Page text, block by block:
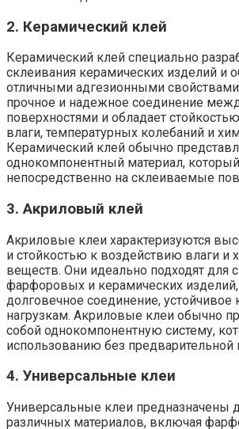
2. Керамический клей
Керамический клей специально
склеивания керамических изделий и
отличными адгезионными
прочное и надежное соединение
поверхностями и обладает
влаги, температурных колебаний и
Керамический клей обычно
однокомпонентный материал, который
непосредственно на склеиваемые
3. Акриловый клей
Акриловые клеи характеризуются
и стойкостью к воздействию влаги и
веществ. Они идеально подходят для
фарфоровых и керамических изделий,
долговечное соединение,
нагрузкам. Акриловые клеи обычно
собой однокомпонентную систему,
использованию без предварительной
4. Универсальные клеи
Универсальные клеи предназначены
различных материалов, включая